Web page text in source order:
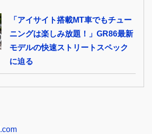
「アイサイト搭載MT車でもチュー
ニングは楽しみ放題！」GR86最新
モデルの快速ストリートスペック
に迫る